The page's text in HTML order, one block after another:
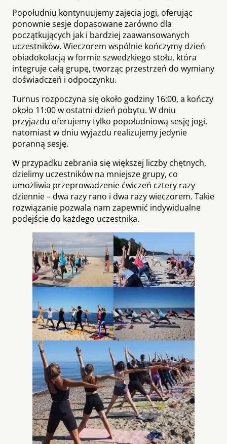
Popołudniu kontynuujemy zajęcia jogi, oferując
ponownie sesje dopasowane zarówno dla
początkujących jak i bardziej zaawansowanych
uczestników. Wieczorem wspólnie kończymy dzień
obiadokolacją w formie szwedzkiego stołu, która
integruje całą grupę, tworząc przestrzeń do wymiany
doświadczeń i odpoczynku.
Turnus rozpoczyna się około godziny 16:00, a kończy
około 11:00 w ostatni dzień pobytu. W dniu
przyjazdu oferujemy tylko popołudniową sesję jogi,
natomiast w dniu wyjazdu realizujemy jedynie
poranną sesję.
W przypadku zebrania się większej liczby chętnych,
dzielimy uczestników na mniejsze grupy, co
umożliwia przeprowadzenie ćwiczeń cztery razy
dziennie – dwa razy rano i dwa razy wieczorem. Takie
rozwiązanie pozwala nam zapewnić indywidualne
podejście do każdego uczestnika.